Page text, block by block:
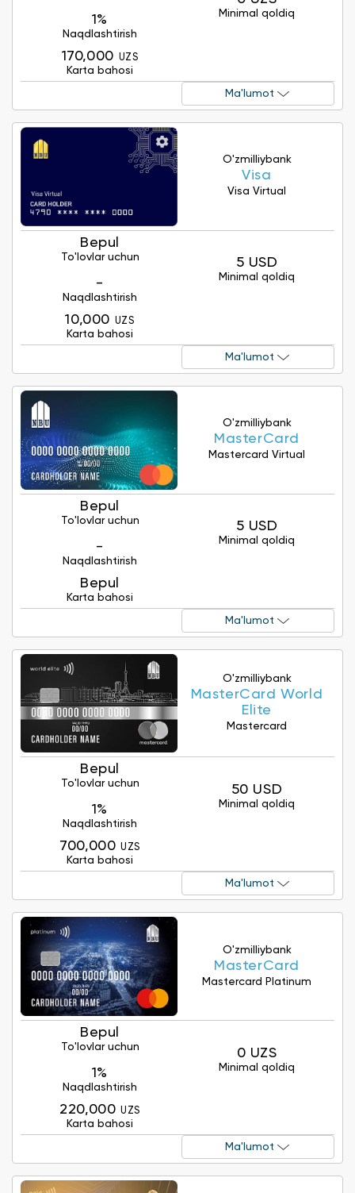
1%
Naqdlashtirish
Minimal qoldiq
170,000 UZS
Karta bahosi
Ma'lumot
O'zmilliybank
Visa
Visa Virtual
Bepul
To'lovlar uchun
-
Naqdlashtirish
5 USD
Minimal qoldiq
10,000 UZS
Karta bahosi
Ma'lumot
O'zmilliybank
MasterCard
Mastercard Virtual
Bepul
To'lovlar uchun
-
Naqdlashtirish
5 USD
Minimal qoldiq
Bepul
Karta bahosi
Ma'lumot
O'zmilliybank
MasterCard World
Elite
Mastercard
Bepul
To'lovlar uchun
1%
Naqdlashtirish
50 USD
Minimal qoldiq
700,000 UZS
Karta bahosi
Ma'lumot
O'zmilliybank
MasterCard
Mastercard Platinum
Bepul
To'lovlar uchun
1%
Naqdlashtirish
0 UZS
Minimal qoldiq
220,000 UZS
Karta bahosi
Ma'lumot